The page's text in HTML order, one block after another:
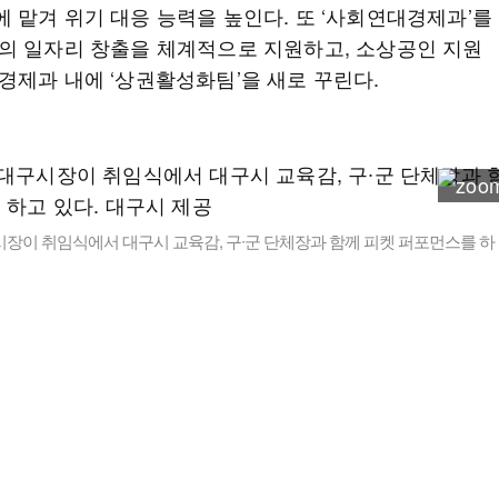
맡겨 위기 대응 능력을 높인다. 또 ‘사회연대경제과’를
일자리 창출을 체계적으로 지원하고, 소상공인 지원
제과 내에 ‘상권활성화팀’을 새로 꾸린다.
이 취임식에서 대구시 교육감, 구∙군 단체장과 함께 피켓 퍼포먼스를 하